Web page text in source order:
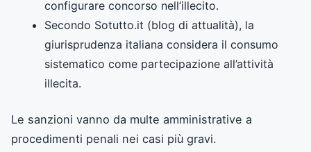
configurare concorso nell’illecito.
Secondo Sotutto.it (blog di attualità), la
giurisprudenza italiana considera il consumo
sistematico come partecipazione all’attività
illecita.
Le sanzioni vanno da multe amministrative a
procedimenti penali nei casi più gravi.